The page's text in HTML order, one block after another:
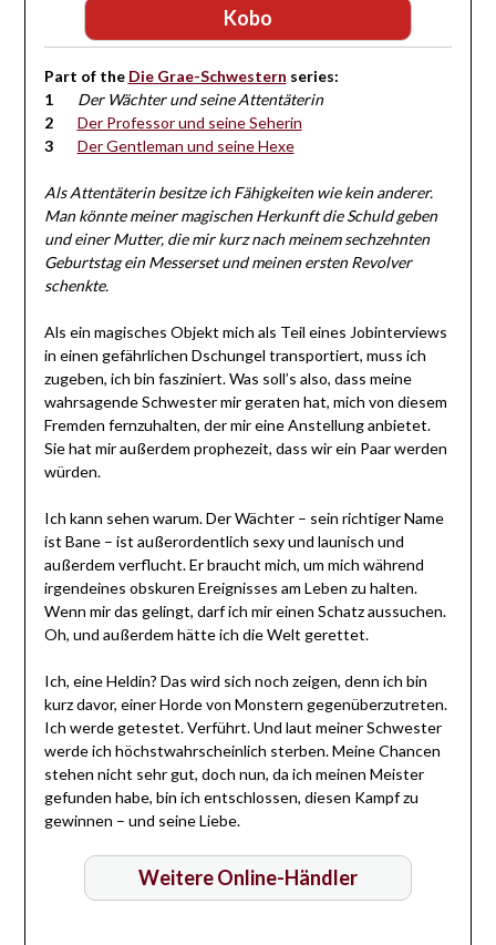
Kobo
Part of the Die Grae-Schwestern series:
Der Wächter und seine Attentäterin
Der Professor und seine Seherin
Der Gentleman und seine Hexe
Als Attentäterin besitze ich Fähigkeiten wie kein anderer.
Man könnte meiner magischen Herkunft die Schuld geben
und einer Mutter, die mir kurz nach meinem sechzehnten
Geburtstag ein Messerset und meinen ersten Revolver
schenkte.
Als ein magisches Objekt mich als Teil eines Jobinterviews
in einen gefährlichen Dschungel transportiert, muss ich
zugeben, ich bin fasziniert. Was soll’s also, dass meine
wahrsagende Schwester mir geraten hat, mich von diesem
Fremden fernzuhalten, der mir eine Anstellung anbietet.
Sie hat mir außerdem prophezeit, dass wir ein Paar werden
würden.
Ich kann sehen warum. Der Wächter – sein richtiger Name
ist Bane – ist außerordentlich sexy und launisch und
außerdem verflucht. Er braucht mich, um mich während
irgendeines obskuren Ereignisses am Leben zu halten.
Wenn mir das gelingt, darf ich mir einen Schatz aussuchen.
Oh, und außerdem hätte ich die Welt gerettet.
Ich, eine Heldin? Das wird sich noch zeigen, denn ich bin
kurz davor, einer Horde von Monstern gegenüberzutreten.
Ich werde getestet. Verführt. Und laut meiner Schwester
werde ich höchstwahrscheinlich sterben. Meine Chancen
stehen nicht sehr gut, doch nun, da ich meinen Meister
gefunden habe, bin ich entschlossen, diesen Kampf zu
gewinnen – und seine Liebe.
Weitere Online-Händler